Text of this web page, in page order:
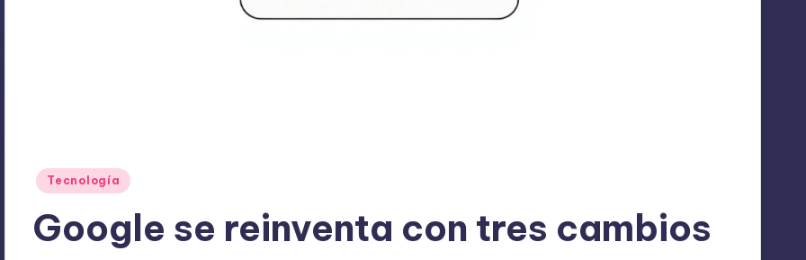
Publicado
Tecnología
Google se reinventa con tres cambios